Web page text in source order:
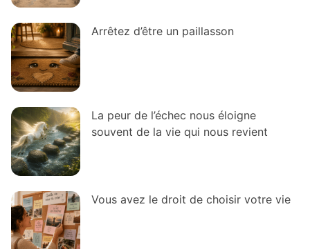
Arrêtez d’être un paillasson
La peur de l’échec nous éloigne
souvent de la vie qui nous revient
Vous avez le droit de choisir votre vie